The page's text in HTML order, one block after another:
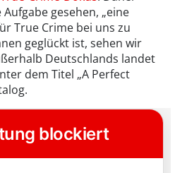
gesehen, „eine
True Crime bei uns zu
geglückt ist, sehen wir
Deutschlands landet
dem Titel „A Perfect